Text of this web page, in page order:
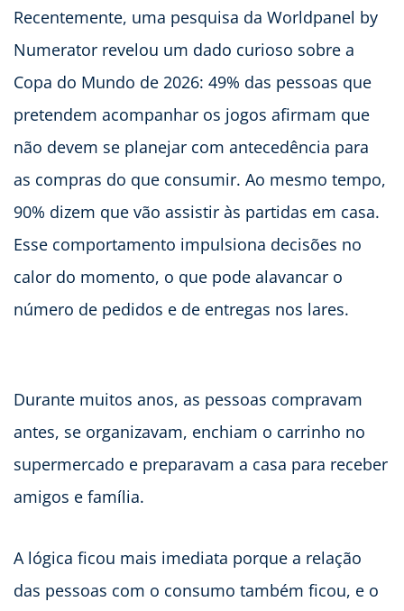
Recentemente, uma pesquisa da Worldpanel by
Numerator revelou um dado curioso sobre a
Copa do Mundo de 2026: 49% das pessoas que
pretendem acompanhar os jogos afirmam que
não devem se planejar com antecedência para
as compras do que consumir. Ao mesmo tempo,
90% dizem que vão assistir às partidas em casa.
Esse comportamento impulsiona decisões no
calor do momento, o que pode alavancar o
número de pedidos e de entregas nos lares.
Durante muitos anos, as pessoas compravam
antes, se organizavam, enchiam o carrinho no
supermercado e preparavam a casa para receber
amigos e família.
A lógica ficou mais imediata porque a relação
das pessoas com o consumo também ficou, e o